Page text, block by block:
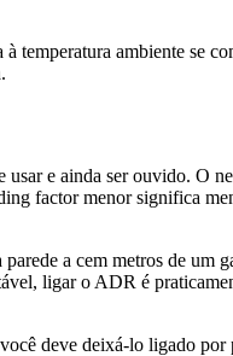
temperatura ambiente se
e ainda ser ouvido. O
factor menor significa
a cem metros de um
ligar o ADR é
deve deixá-lo ligado por